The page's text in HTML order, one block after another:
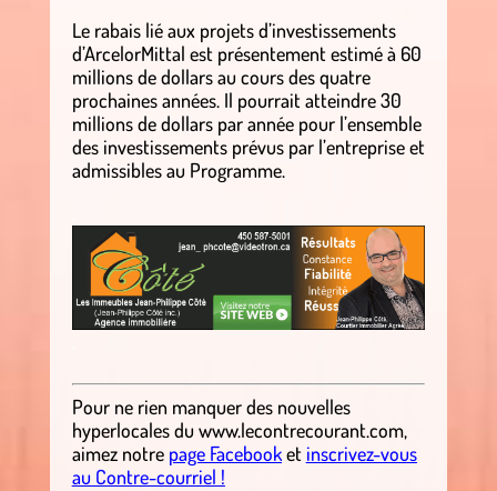
Le rabais lié aux projets d’investissements
d’ArcelorMittal est présentement estimé à 60
millions de dollars au cours des quatre
prochaines années. Il pourrait atteindre 30
millions de dollars par année pour l’ensemble
des investissements prévus par l’entreprise et
admissibles au Programme.
Pour ne rien manquer des nouvelles
hyperlocales du www.lecontrecourant.com,
aimez notre page Facebooket inscrivez-vous
au Contre-courriel !